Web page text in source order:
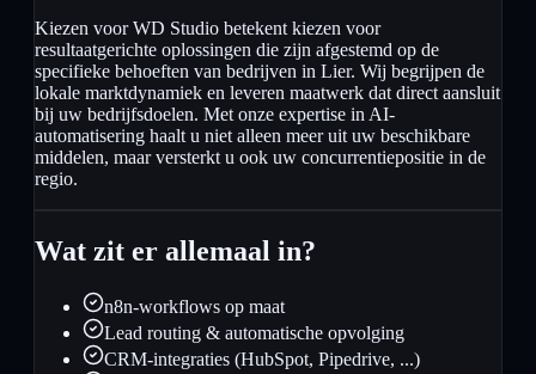
Kiezen voor WD Studio betekent kiezen voor
resultaatgerichte oplossingen die zijn afgestemd op de
specifieke behoeften van bedrijven in Lier. Wij begrijpen de
lokale marktdynamiek en leveren maatwerk dat direct aansluit
bij uw bedrijfsdoelen. Met onze expertise in AI-
automatisering haalt u niet alleen meer uit uw beschikbare
middelen, maar versterkt u ook uw concurrentiepositie in de
regio.
Wat zit er allemaal in?
n8n-workflows op maat
Lead routing & automatische opvolging
CRM-integraties (HubSpot, Pipedrive, ...)